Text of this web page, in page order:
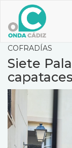
contenido
principal
COFRADÍAS
Siete